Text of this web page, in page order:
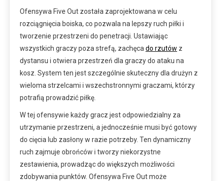
Ofensywa Five Out została zaprojektowana w celu
rozciągnięcia boiska, co pozwala na lepszy ruch piłki i
tworzenie przestrzeni do penetracji. Ustawiając
wszystkich graczy poza strefą, zachęca do rzutów z
dystansu i otwiera przestrzeń dla graczy do ataku na
kosz. System ten jest szczególnie skuteczny dla drużyn z
wieloma strzelcami i wszechstronnymi graczami, którzy
potrafią prowadzić piłkę.
W tej ofensywie każdy gracz jest odpowiedzialny za
utrzymanie przestrzeni, a jednocześnie musi być gotowy
do cięcia lub zasłony w razie potrzeby. Ten dynamiczny
ruch zajmuje obrońców i tworzy niekorzystne
zestawienia, prowadząc do większych możliwości
zdobywania punktów. Ofensywa Five Out może